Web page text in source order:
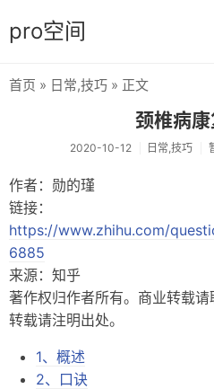
pro空间
分类
首页 » 日常,技巧 » 正文
颈椎病
2020-10-12 日常 ,技巧
作者：勋的瑾
链接：
https://www.zhihu.com/
6885
来源：知乎
著作权归作者所有。商业转载
转载请注明出处。
1、概述
2、口诀